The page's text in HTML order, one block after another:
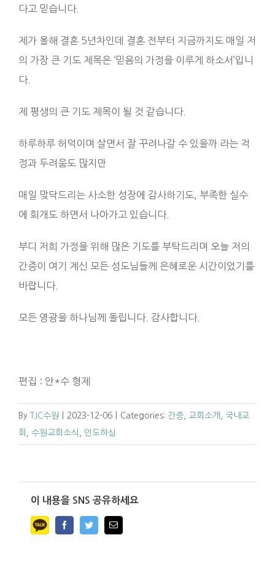
다고 믿습니다.
제가 올해 결혼 5년차인데 결혼 전부터 지금까지도 매일 저
의 가장 큰 기도 제목은 ‘믿음의 가정을 이루게 하소서’입니
다.
제 평생의 큰 기도 제목이 될 것 같습니다.
하루하루 허덕이며 살면서 잘 꾸려나갈 수 있을까 라는 걱
정과 두려움도 많지만
매일 맞닥드리는 사소한 성장에 감사하기도, 부족한 실수
에 회개도 하면서 나아가고 있습니다.
부디 저희 가정을 위해 많은 기도를 부탁드리며 오늘 저의
간증이 여기 계신 모든 성도님들께 은혜로운 시간이었기를
바랍니다.
모든 영광을 하나님께 돌립니다. 감사합니다.
편집 : 안*수 형제
By TJC수원 2023-12-06 Categories: 간증 교회소개
국내교
회
수원교회소식 인도하심
이 내용을 SNS 공유하세요
FacebookTwitterEmail